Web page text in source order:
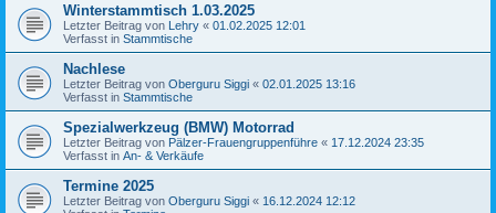
Winterstammtisch 1.03.2025
Letzter Beitrag von Lehry « 01.02.2025 12:01
Verfasst in Stammtische
Nachlese
Letzter Beitrag von Oberguru Siggi « 02.01.2025 13:16
Verfasst in Stammtische
Spezialwerkzeug (BMW) Motorrad
Letzter Beitrag von Pälzer-Frauengruppenführe « 17.12.2024 23:35
Verfasst in An- & Verkäufe
Termine 2025
Letzter Beitrag von Oberguru Siggi « 16.12.2024 12:12